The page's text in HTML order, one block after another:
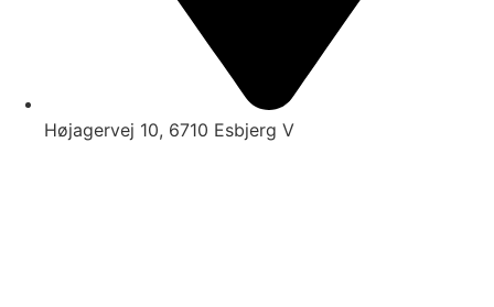
Højagervej 10, 6710 Esbjerg V